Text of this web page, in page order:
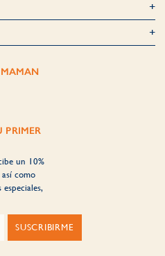
PRIMER
un 10%
como
SUSCRIBIRME